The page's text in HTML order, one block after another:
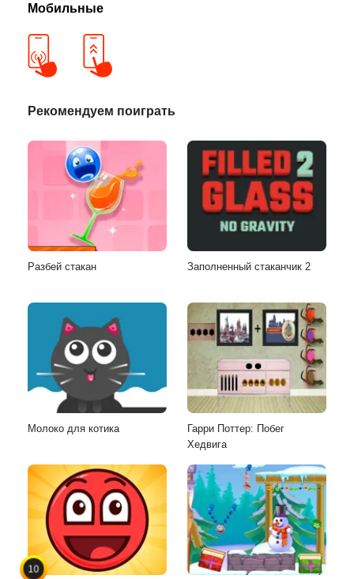
Мобильные
Рекомендуем поиграть
Разбей стакан Заполненный стаканчик 2
Молоко для котика
Гарри Поттер: Побег
Хедвига
10